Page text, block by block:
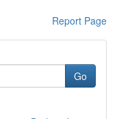
Report Page
Go